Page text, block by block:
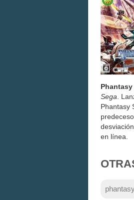
Sega .
Phantasy
en línea.